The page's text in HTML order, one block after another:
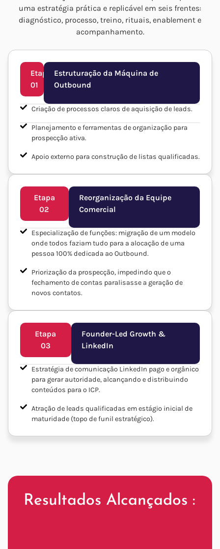
uma estratégia prática e replicável em seis frentes:
diagnóstico, processo, treino, rituais, enablement e
acompanhamento.
Etapa
01
Estruturação da Máquina de
Outbound
Criação de processos claros de aquisição de leads.
Planejamento e ferramentas de organização para
prospecção ativa.
Apoio externo para construção de listas qualificadas.
Etapa
02
Reorganização da Equipe
Comercial
Especialização de funções: migração de um modelo
onde todos faziam tudo para a alocação de uma
pessoa 100% dedicada ao Outbound.
Priorização da prospecção, impedindo que o
fechamento de contas paralisasse a geração de
novos contatos.
Etapa
03
Founder-Led Growth &
LinkedIn
Estratégia de comunicação LinkedIn pago e orgânico
para gerar autoridade, alcançando e distribuindo
conteúdos para o ICP.
Atração de leads qualificadas em estágio inicial de
maturidade (topo de funil estratégico).
Resultados Alcançados :